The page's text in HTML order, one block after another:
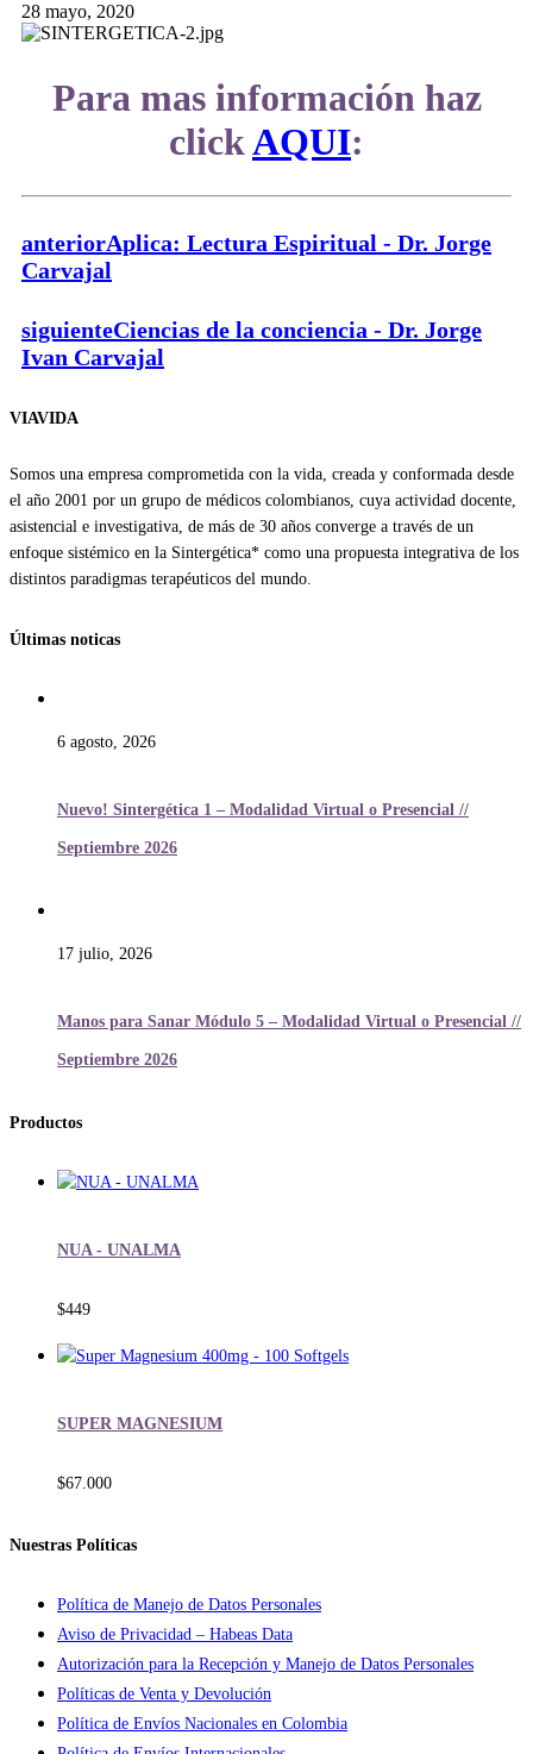
28 mayo, 2020
Para mas información haz
clickAQUI:
anteriorAplica: Lectura Espiritual - Dr. Jorge
Carvajal
siguienteCiencias de la conciencia - Dr. Jorge
Ivan Carvajal
VIAVIDA
Somos una empresa comprometida con la vida, creada y conformada desde
el año 2001 por un grupo de médicos colombianos, cuya actividad docente,
asistencial e investigativa, de más de 30 años converge a través de un
enfoque sistémico en la Sintergética* como una propuesta integrativa de los
distintos paradigmas terapéuticos del mundo.
Últimas noticas
6 agosto, 2026
Nuevo! Sintergética 1 – Modalidad Virtual o Presencial //
Septiembre 2026
17 julio, 2026
Manos para Sanar Módulo 5 – Modalidad Virtual o Presencial //
Septiembre 2026
Productos
NUA - UNALMA
$449
SUPER MAGNESIUM
$67.000
Nuestras Políticas
Política de Manejo de Datos Personales
Aviso de Privacidad – Habeas Data
Autorización para la Recepción y Manejo de Datos Personales
Políticas de Venta y Devolución
Política de Envíos Nacionales en Colombia